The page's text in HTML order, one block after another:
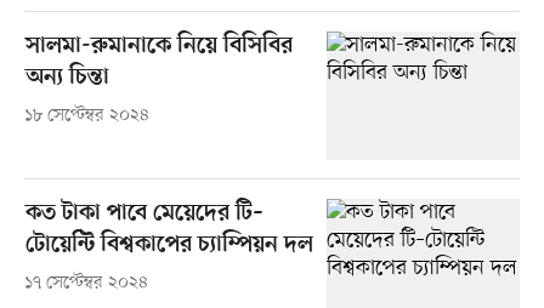
সালমা-রুমানাকে নিয়ে বিসিবির
অন্য চিন্তা
১৮ সেপ্টেম্বর ২০২৪
কত টাকা পাবে মেয়েদের টি–
টোয়েন্টি বিশ্বকাপের চ্যাম্পিয়ন দল
১৭ সেপ্টেম্বর ২০২৪